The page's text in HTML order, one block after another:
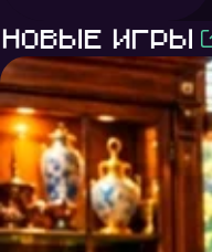
Новые игры